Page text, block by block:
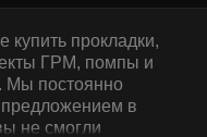
купить прокладки,
ГРМ, помпы и
Мы постоянно
в
не смогли